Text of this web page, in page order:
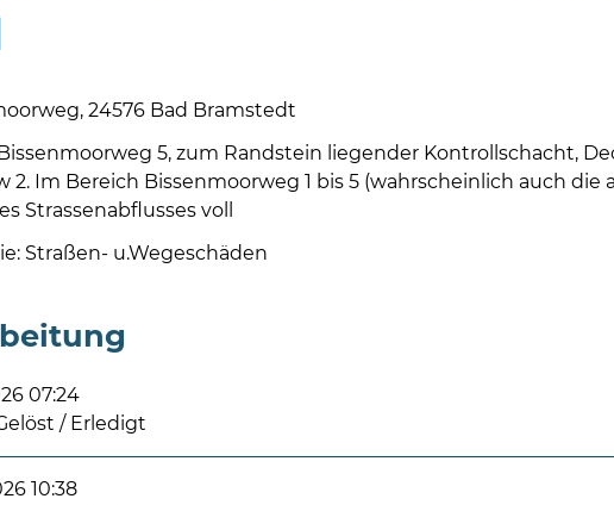
24576 Bad Bramstedt
5, zum Randstein liegender Kontrollschacht,
2. Im Bereich Bissenmoorweg 1 bis 5 (wahrscheinlich auch
Strassenabflusses voll
Straßen- u.Wegeschäden
07:24
/ Erledigt
10:38